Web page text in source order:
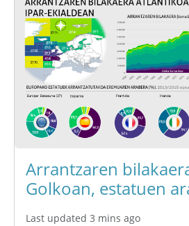
Arrantzaren
Golkoan, estatuen
Last updated 3 mins ago